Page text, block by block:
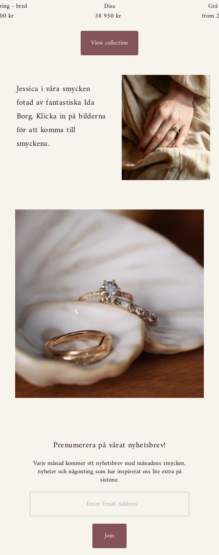
Disa
Regular
38 950 kr
from
- bred
kr
View collection
Jessica i våra smycken
fotad av fantastiska Ida
Borg. Klicka in på bilderna
för att komma till
smyckena.
Prenumerera på vårat nyhetsbrev!
Varje månad kommer ett nyhetsbrev med månadens smycken,
nyheter och någonting som har inspirerat oss lite extra på
sistone.
Address
Join